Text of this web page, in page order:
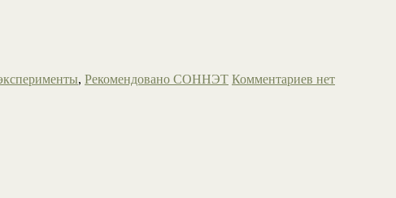
, Рекомендовано СОННЭТ Комментариев нет